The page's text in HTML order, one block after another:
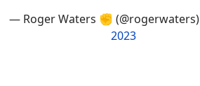
— Roger Waters ✊ (@rogerwaters)
2023